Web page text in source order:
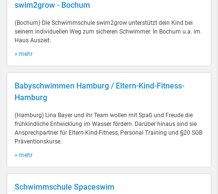
swim2grow - Bochum
(Bochum) Die Schwimmschule swim2grow unterstützt dein Kind bei
seinem individuellen Weg zum sicheren Schwimmer. In Bochum u.a. im
Haus Auszeit.
» mehr
Babyschwimmen Hamburg / Eltern-Kind-Fitness-
Hamburg
(Hamburg) Lina Bayer und ihr Team wollen mit Spaß und Freude die
frühkindliche Entwicklung im Wasser fördern. Darüber hinaus sind sie
Ansprechpartner für Eltern-Kind-Fitness, Personal Training und §20 SGB
Präventionskurse.
» mehr
Schwimmschule Spaceswim